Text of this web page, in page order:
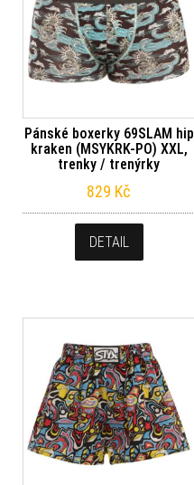
Pánské boxerky 69SLAM hip
kraken (MSYKRK-PO) XXL,
trenky / trenýrky
829 Kč
DETAIL